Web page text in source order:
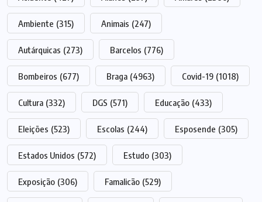
Ambiente (315) Animais (247)
Autárquicas (273) Barcelos (776)
Bombeiros (677) Braga (4963) Covid-19 (1018)
Cultura (332) DGS (571) Educação (433)
Eleições (523) Escolas (244) Esposende (305)
Estados Unidos (572) Estudo (303)
Exposição (306) Famalicão (529)